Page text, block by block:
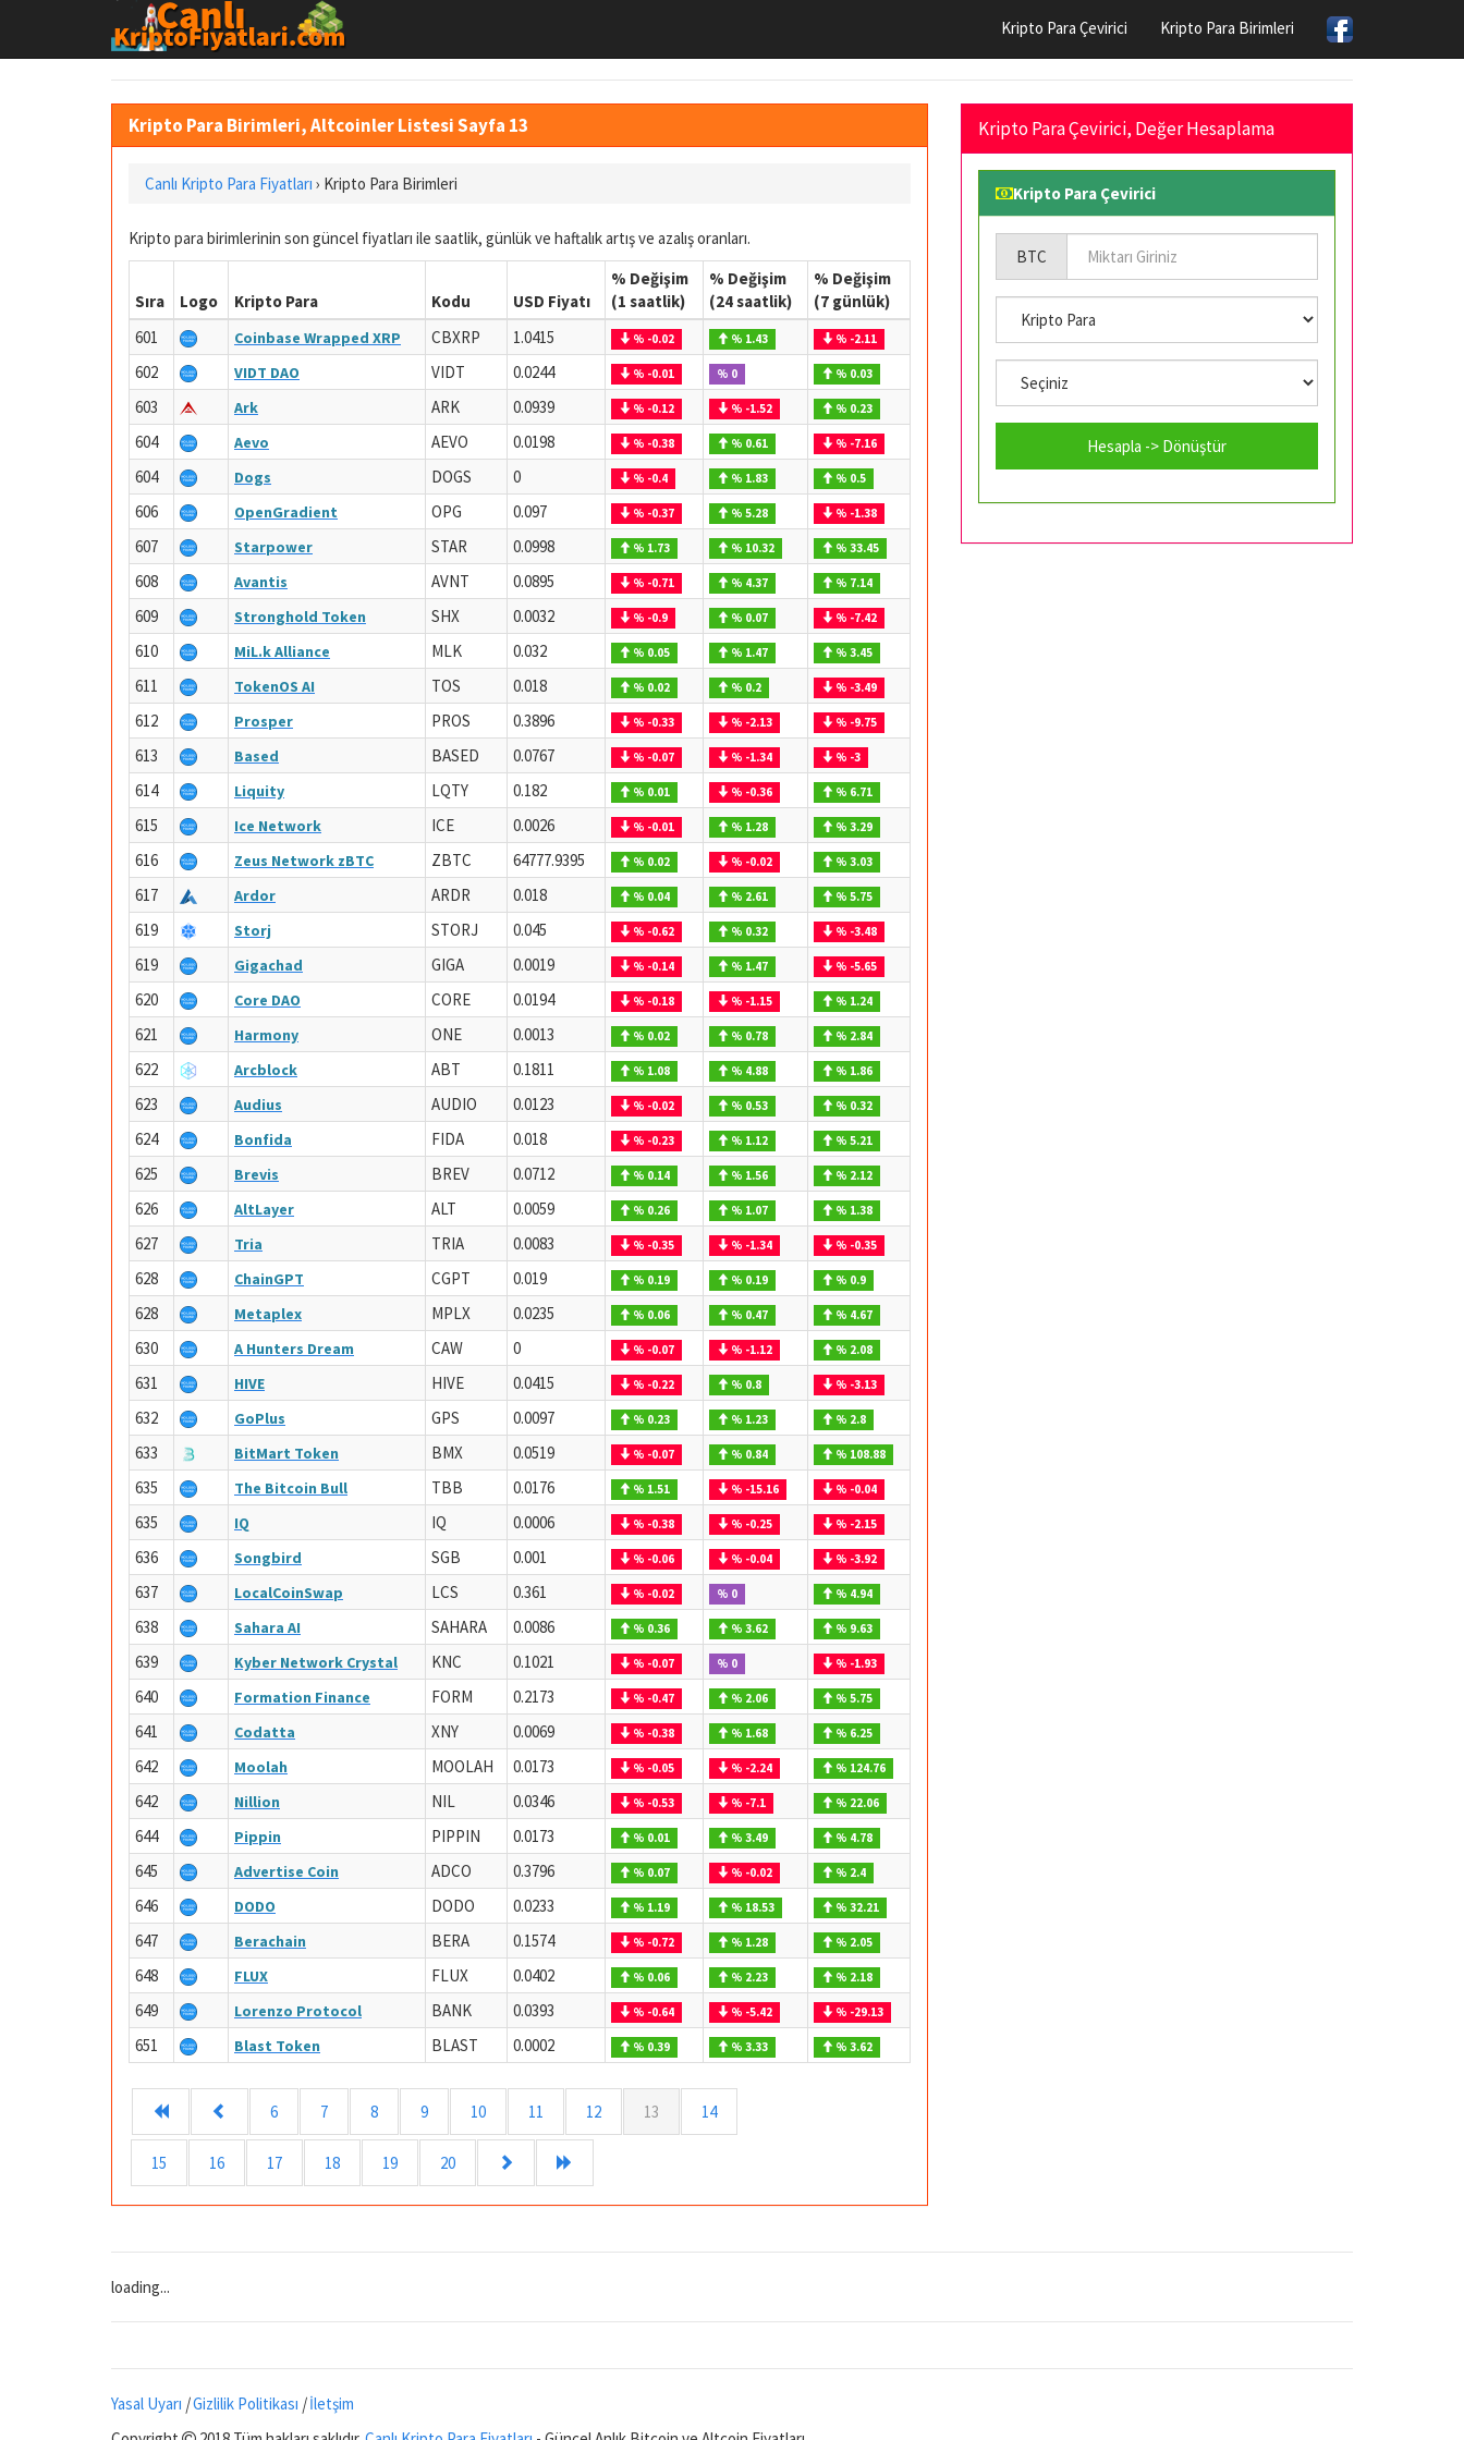
Kripto Para Çevirici Kripto Para Birimleri
Kripto Para Birimleri, Altcoinler Listesi Sayfa 13
Canlı Kripto Para Fiyatları › Kripto Para Birimleri
Kripto para birimlerinin son güncel fiyatları ile saatlik, günlük ve haftalık artış ve azalış oranları.
Sıra Logo Kripto Para Kodu USD Fiyatı
% Değişim
(1 saatlik)
% Değişim
(24 saatlik)
% Değişim
(7 günlük)
601
Coinbase Wrapped XRP CBXRP 1.0415 % -0.02 % 1.43 % -2.11
602 VIDT DAO VIDT 0.0244 % -0.01 % 0 % 0.03
603 Ark ARK 0.0939 % -0.12 % -1.52 % 0.23
604 Aevo AEVO 0.0198 % -0.38 % 0.61 % -7.16
604 Dogs DOGS 0 % -0.4 % 1.83 % 0.5
606 OpenGradient OPG 0.097 % -0.37 % 5.28 % -1.38
607 Starpower STAR 0.0998 % 1.73 % 10.32 % 33.45
608 Avantis AVNT 0.0895 % -0.71 % 4.37 % 7.14
609 Stronghold Token SHX 0.0032 % -0.9 % 0.07 % -7.42
610 MiL.k Alliance MLK 0.032 % 0.05 % 1.47 % 3.45
611 TokenOS AI TOS 0.018 % 0.02 % 0.2 % -3.49
612 Prosper PROS 0.3896 % -0.33 % -2.13 % -9.75
613 Based BASED 0.0767 % -0.07 % -1.34 % -3
614 Liquity LQTY 0.182 % 0.01 % -0.36 % 6.71
615 Ice Network ICE 0.0026 % -0.01 % 1.28 % 3.29
616 Zeus Network zBTC ZBTC 64777.9395 % 0.02 % -0.02 % 3.03
617 Ardor ARDR 0.018 % 0.04 % 2.61 % 5.75
619 Storj STORJ 0.045 % -0.62 % 0.32 % -3.48
619 Gigachad GIGA 0.0019 % -0.14 % 1.47 % -5.65
620 Core DAO CORE 0.0194 % -0.18 % -1.15 % 1.24
621 Harmony ONE 0.0013 % 0.02 % 0.78 % 2.84
622 Arcblock ABT 0.1811 % 1.08 % 4.88 % 1.86
623 Audius AUDIO 0.0123 % -0.02 % 0.53 % 0.32
624 Bonfida FIDA 0.018 % -0.23 % 1.12 % 5.21
625 Brevis BREV 0.0712 % 0.14 % 1.56 % 2.12
626 AltLayer ALT 0.0059 % 0.26 % 1.07 % 1.38
627 Tria TRIA 0.0083 % -0.35 % -1.34 % -0.35
628 ChainGPT CGPT 0.019 % 0.19 % 0.19 % 0.9
628 Metaplex MPLX 0.0235 % 0.06 % 0.47 % 4.67
630 A Hunters Dream CAW 0 % -0.07 % -1.12 % 2.08
631 HIVE HIVE 0.0415 % -0.22 % 0.8 % -3.13
632 GoPlus GPS 0.0097 % 0.23 % 1.23 % 2.8
633 BitMart Token BMX 0.0519 % -0.07 % 0.84 % 108.88
635 The Bitcoin Bull TBB 0.0176 % 1.51 % -15.16 % -0.04
635 IQ IQ 0.0006 % -0.38 % -0.25 % -2.15
636 Songbird SGB 0.001 % -0.06 % -0.04 % -3.92
637 LocalCoinSwap LCS 0.361 % -0.02 % 0 % 4.94
638 Sahara AI SAHARA 0.0086 % 0.36 % 3.62 % 9.63
639 Kyber Network Crystal KNC 0.1021 % -0.07 % 0 % -1.93
640 Formation Finance FORM 0.2173 % -0.47 % 2.06 % 5.75
641 Codatta XNY 0.0069 % -0.38 % 1.68 % 6.25
642 Moolah MOOLAH 0.0173 % -0.05 % -2.24 % 124.76
642 Nillion NIL 0.0346 % -0.53 % -7.1 % 22.06
644 Pippin PIPPIN 0.0173 % 0.01 % 3.49 % 4.78
645 Advertise Coin ADCO 0.3796 % 0.07 % -0.02 % 2.4
646 DODO DODO 0.0233 % 1.19 % 18.53 % 32.21
647 Berachain BERA 0.1574 % -0.72 % 1.28 % 2.05
648 FLUX FLUX 0.0402 % 0.06 % 2.23 % 2.18
649 Lorenzo Protocol BANK 0.0393 % -0.64 % -5.42 % -29.13
651 Blast Token BLAST 0.0002 % 0.39 % 3.33 % 3.62
6 7 8 9 10 11 12 13 14
15 16 17 18 19 20
Kripto Para Çevirici, Değer Hesaplama
Kripto Para Çevirici
BTC
Hesapla -> Dönüştür
loading...
Yasal Uyarı |Gizlilik Politikası |İletşim